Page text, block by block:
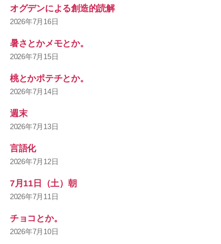
オグデンによる創造的読解
2026年7月16日
暑さとかメモとか。
2026年7月15日
桃とかポテチとか。
2026年7月14日
週末
2026年7月13日
言語化
2026年7月12日
7月11日（土）朝
2026年7月11日
チョコとか。
2026年7月10日